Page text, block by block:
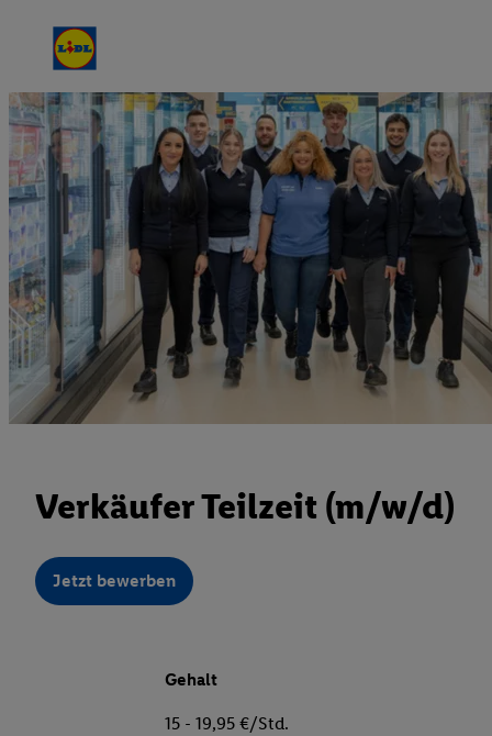
Verkäufer Teilzeit (m/w/d)
Jetzt bewerben
Gehalt
15 - 19,95 €/Std.